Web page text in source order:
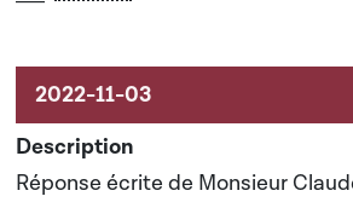
Réponse écrite de Monsieur